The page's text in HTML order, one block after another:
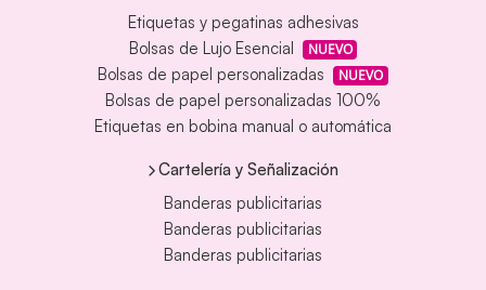
Etiquetas y pegatinas adhesivas
Bolsas de Lujo Esencial
NUEVO
Bolsas de papel personalizadas NUEVO
Bolsas de papel personalizadas 100%
Etiquetas en bobina manual o automática
Cartelería y Señalización
Banderas publicitarias
Banderas publicitarias
Banderas publicitarias